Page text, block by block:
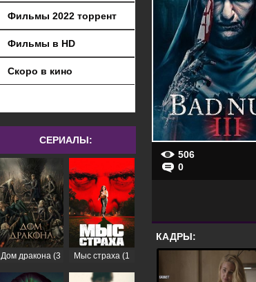
Фильмы 2022 торрент
Фильмы в HD
Скоро в кино
СЕРИАЛЫ:
Дом дракона (3
Мыс страха (1
506
0
КАДРЫ: